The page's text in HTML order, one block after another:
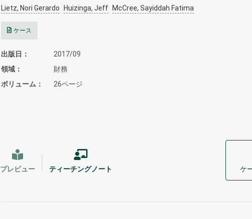
Lietz, Nori Gerardo Huizinga, Jeff McCree, Sayiddah Fatima
ケース
出版日
2017/09
領域
財務
ボリューム
26ページ
プレビュー ティーチングノート ケ